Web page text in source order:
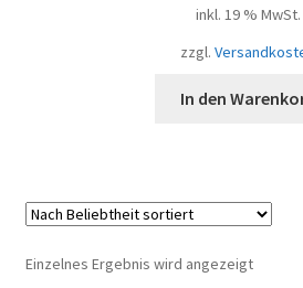
inkl. 19 % MwSt.
zzgl.
In den
Einzelnes Ergebnis wird angezeigt